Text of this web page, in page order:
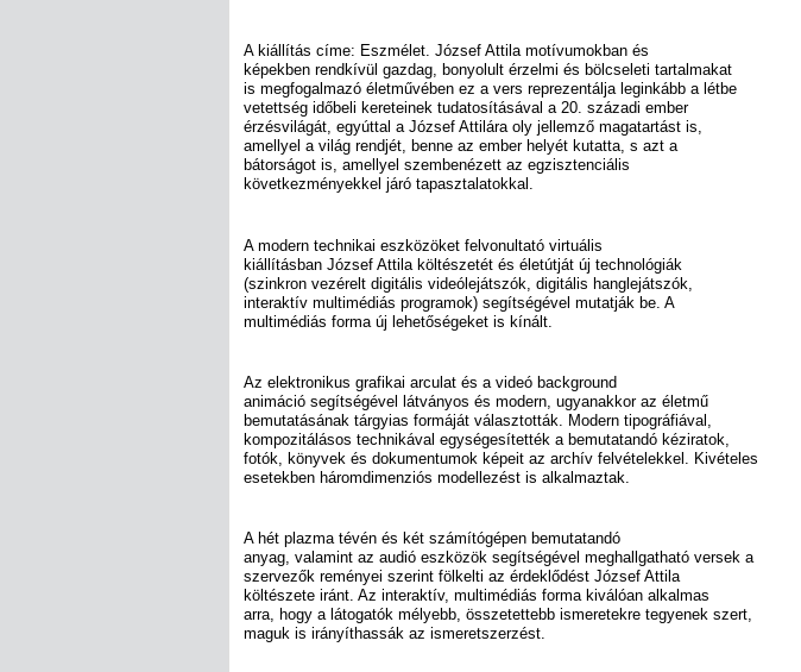
A kiállítás címe: Eszmélet. József Attila motívumokban és
képekben rendkívül gazdag, bonyolult érzelmi és bölcseleti tartalmakat
is megfogalmazó életművében ez a vers reprezentálja leginkább a létbe
vetettség időbeli kereteinek tudatosításával a 20. századi ember
érzésvilágát, egyúttal a József Attilára oly jellemző magatartást is,
amellyel a világ rendjét, benne az ember helyét kutatta, s azt a
bátorságot is, amellyel szembenézett az egzisztenciális
következményekkel járó tapasztalatokkal.
A modern technikai eszközöket felvonultató virtuális
kiállításban József Attila költészetét és életútját új technológiák
(szinkron vezérelt digitális videólejátszók, digitális hanglejátszók,
interaktív multimédiás programok) segítségével mutatják be. A
multimédiás forma új lehetőségeket is kínált.
Az elektronikus grafikai arculat és a videó background
animáció segítségével látványos és modern, ugyanakkor az életmű
bemutatásának tárgyias formáját választották. Modern tipográfiával,
kompozitálásos technikával egységesítették a bemutatandó kéziratok,
fotók, könyvek és dokumentumok képeit az archív felvételekkel. Kivételes
esetekben háromdimenziós modellezést is alkalmaztak.
A hét plazma tévén és két számítógépen bemutatandó
anyag, valamint az audió eszközök segítségével meghallgatható versek a
szervezők reményei szerint fölkelti az érdeklődést József Attila
költészete iránt. Az interaktív, multimédiás forma kiválóan alkalmas
arra, hogy a látogatók mélyebb, összetettebb ismeretekre tegyenek szert,
maguk is irányíthassák az ismeretszerzést.